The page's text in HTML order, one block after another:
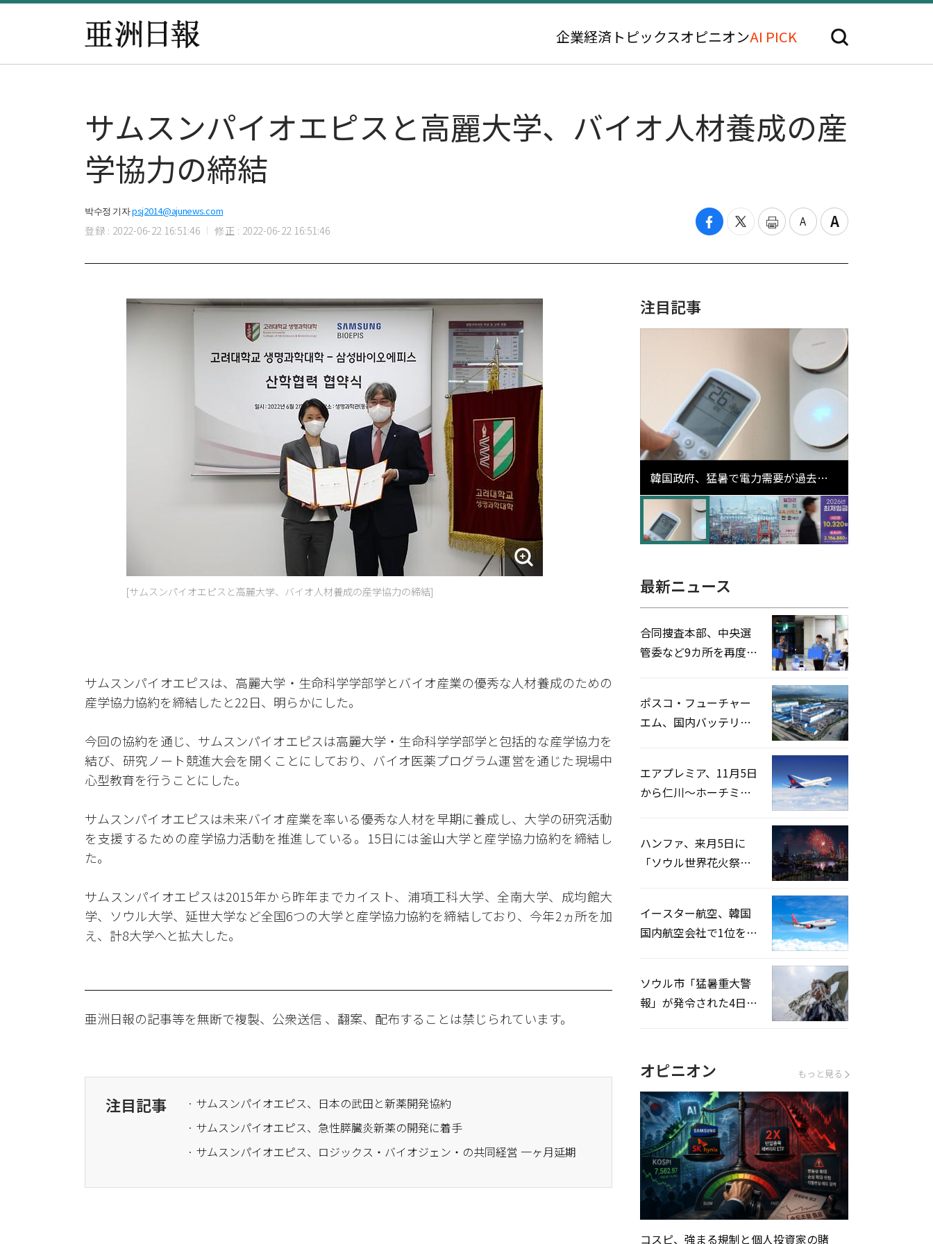
企業経済 トピックスオピニオンAI PICK
サムスンパイオエピスと高麗大学、バイオ人材養成の産
学協力の締結
박수정 기자psj2014@ajunews.com
登録 : 2022-06-22 16:51:46 修正 : 2022-06-22 16:51:46
[サムスンパイオエピスと高麗大学、バイオ人材養成の産学協力の締結]
サムスンパイオエピスは、高麗大学・生命科学学部学とバイオ産業の優秀な人材養成のための
産学協力協約を締結したと22日、明らかにした。
今回の協約を通じ、サムスンパイオエピスは高麗大学・生命科学学部学と包括的な産学協力を
結び、研究ノート競進大会を開くことにしており、バイオ医薬プログラム運営を通じた現場中
心型教育を行うことにした。
サムスンパイオエピスは未来バイオ産業を率いる優秀な人材を早期に養成し、大学の研究活動
を支援するための産学協力活動を推進している。15日には釜山大学と産学協力協約を締結し
た。
サムスンパイオエピスは2015年から昨年までカイスト、浦項工科大学、全南大学、成均館大
学、ソウル大学、延世大学など全国6つの大学と産学協力協約を締結しており、今年2ヵ所を加
え、計8大学へと拡大した。
亜洲日報の記事等を無断で複製、公衆送信 、翻案、配布することは禁じられています。
注目記事
· サムスンパイオエピス、日本の武田と新薬開発協約
· サムスンパイオエピス、急性膵臓炎新薬の開発に着手
· ​サムスンパイオエピス、ロジックス・バイオジェン・の共同経営 一ヶ月延期
注目記事
韓国政府、猛暑で電力需要が過去最
高更新の可能性に需給対応体制を点
検
最新ニュース
合同捜査本部、中央選
管委など9カ所を再度家
ポスコ・フューチャー
エム、国内バッテリー
エアプレミア、11月5日
から仁川〜ホーチミン
ハンファ、来月5日に
「ソウル世界花火祭り
イースター航空、韓国
国内航空会社で1位を記
ソウル市「猛暑重大警
報」が発令された4日、
オピニオン もっと見る
コスピ、強まる規制と個人投資家の賭